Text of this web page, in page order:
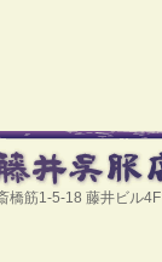
橋筋1-5-18 藤井ビル4F